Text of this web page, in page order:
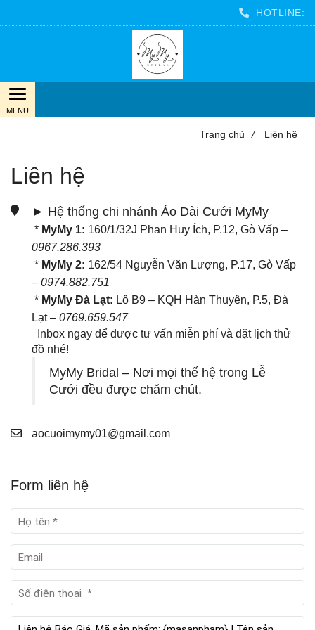
HOTLINE:
Trang chủ / Liên hệ
Liên hệ
► Hệ thống chi nhánh Áo Dài Cưới MyMy
* MyMy 1: 160/1/32J Phan Huy Ích, P.12, Gò Vấp –
0967.286.393
* MyMy 2: 162/54 Nguyễn Văn Lượng, P.17, Gò Vấp
– 0974.882.751
* MyMy Đà Lạt: Lô B9 – KQH Hàn Thuyên, P.5, Đà
Lạt – 0769.659.547
Inbox ngay để được tư vấn miễn phí và đặt lịch thử
đồ nhé!
MyMy Bridal – Nơi mọi thế hệ trong Lễ
Cưới đều được chăm chút.
aocuoimymy01@gmail.com
Form liên hệ